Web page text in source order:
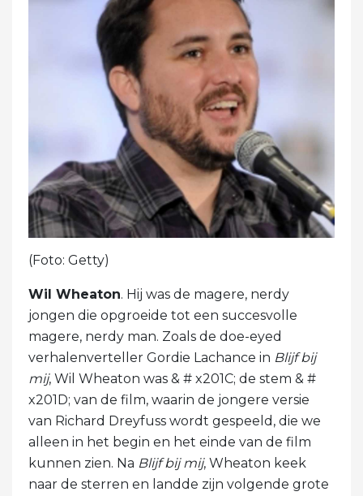
(Foto: Getty)
Wil Wheaton. Hij was de magere, nerdy
jongen die opgroeide tot een succesvolle
magere, nerdy man. Zoals de doe-eyed
verhalenverteller Gordie Lachance in Blijf bij
mij, Wil Wheaton was & # x201C; de stem & #
x201D; van de film, waarin de jongere versie
van Richard Dreyfuss wordt gespeeld, die we
alleen in het begin en het einde van de film
kunnen zien. Na Blijf bij mij, Wheaton keek
naar de sterren en landde zijn volgende grote